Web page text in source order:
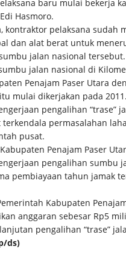
baru mulai bekerja
Hasmoro.
kontraktor pelaksana sudah
dan alat berat untuk
jalan nasional tersebut.
jalan nasional di
Penajam Paser Utara
mulai dikerjakan pada 2011.
pengalihan “trase”
terkendala permasalahan
pusat.
Penajam Paser
pengalihan sumbu
pembiayaan tahun jamak
Kabupaten
anggaran sebesar Rp5
pengalihan “trase”
ds)